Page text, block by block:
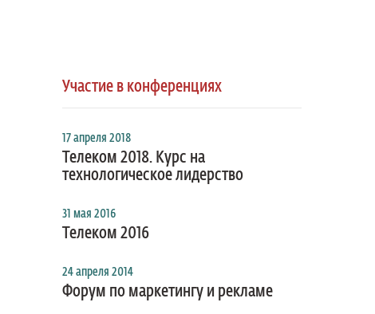
Участие в конференциях
17 апреля 2018
Телеком 2018. Курс на
технологическое лидерство
31 мая 2016
Телеком 2016
24 апреля 2014
Форум по маркетингу и рекламе